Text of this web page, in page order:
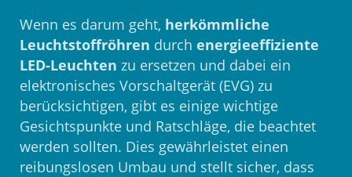
Wenn es darum geht, herkömmliche
Leuchtstoffröhren durch energieeffiziente
LED-Leuchten zu ersetzen und dabei ein
elektronisches Vorschaltgerät (EVG) zu
berücksichtigen, gibt es einige wichtige
Gesichtspunkte und Ratschläge, die beachtet
werden sollten. Dies gewährleistet einen
reibungslosen Umbau und stellt sicher, dass